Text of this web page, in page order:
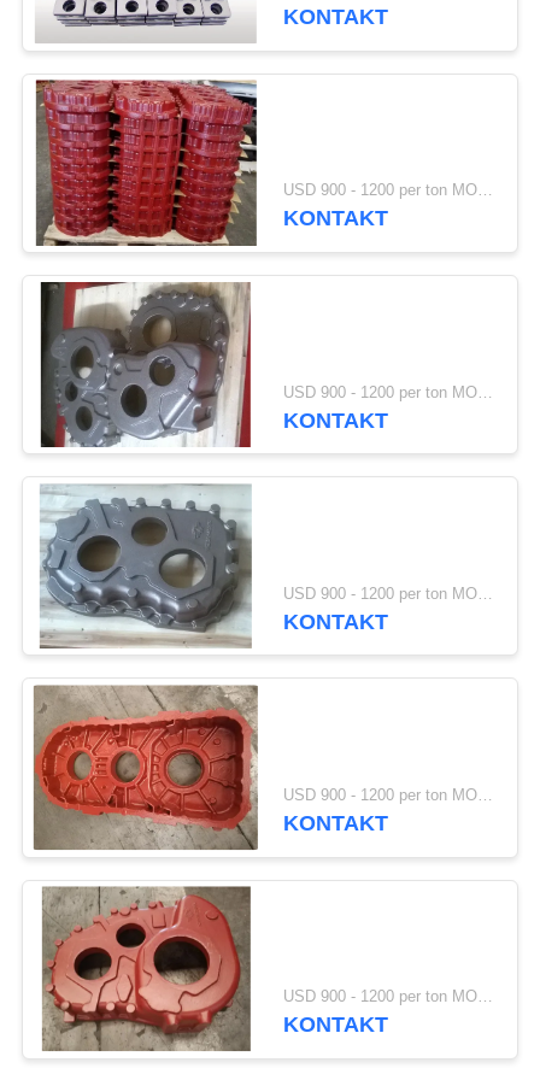
TRETEN
SIE
MIT
UNS
VERBINDUNG
NACHRICHTEN
FORDERN
SIE
EIN
ZITAT
SITEMAP
PRIVACY
POLICY
Fluglageanzeiger-
Castings
Gegengewicht
Gabelstapler-Teile
30
KONTAKT
USD 900 - 1200 per ton MOQ:10 Einheiten
KONTAKT
KONTAKT
USD 900 - 1200 per ton MOQ:10 Einheiten
KONTAKT
USD 900 - 1200 per ton MOQ:10 Einheiten
KONTAKT
USD 900 - 1200 per ton MOQ:10 Einheiten
KONTAKT